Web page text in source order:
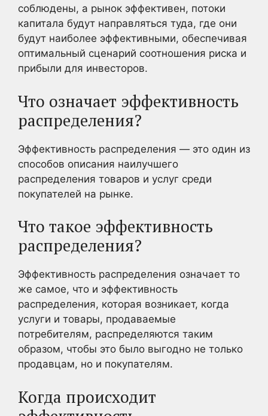
соблюдены, а рынок эффективен, потоки
капитала будут направляться туда, где они
будут наиболее эффективными, обеспечивая
оптимальный сценарий соотношения риска и
прибыли для инвесторов.
Что означает эффективность
распределения?
Эффективность распределения — это один из
способов описания наилучшего
распределения товаров и услуг среди
покупателей на рынке.
Что такое эффективность
распределения?
Эффективность распределения означает то
же самое, что и эффективность
распределения, которая возникает, когда
услуги и товары, продаваемые
потребителям, распределяются таким
образом, чтобы это было выгодно не только
продавцам, но и покупателям.
Когда происходит